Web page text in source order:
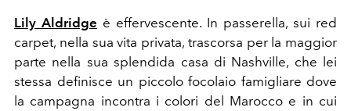
Lily Aldridge è effervescente. In passerella, sui red
carpet, nella sua vita privata, trascorsa per la maggior
parte nella sua splendida casa di Nashville, che lei
stessa definisce un piccolo focolaio famigliare dove
la campagna incontra i colori del Marocco e in cui